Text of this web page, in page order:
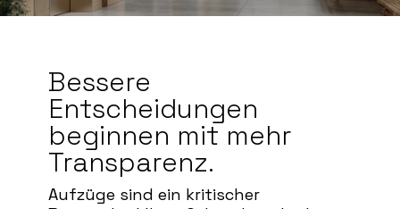
Bessere
Entscheidungen
beginnen mit mehr
Transparenz.
Aufzüge sind ein kritischer